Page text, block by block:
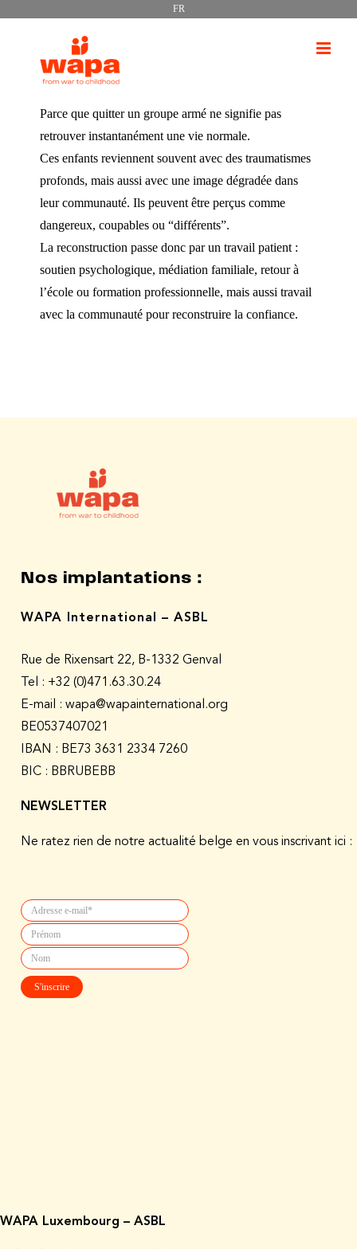
FR
Parce que quitter un groupe armé ne signifie pas
retrouver instantanément une vie normale.
Ces enfants reviennent souvent avec des traumatismes
profonds, mais aussi avec une image dégradée dans
leur communauté. Ils peuvent être perçus comme
dangereux, coupables ou “différents”.
La reconstruction passe donc par un travail patient :
soutien psychologique, médiation familiale, retour à
l’école ou formation professionnelle, mais aussi travail
avec la communauté pour reconstruire la confiance.
Nos implantations :
WAPA International – ASBL
Rue de Rixensart 22, B-1332 Genval
Tel : +32 (0)471.63.30.24
E-mail : wapa@wapainternational.org
BE0537407021
IBAN : BE73 3631 2334 7260
BIC : BBRUBEBB
NEWSLETTER
Ne ratez rien de notre actualité belge en vous inscrivant ici :
WAPA Luxembourg – ASBL